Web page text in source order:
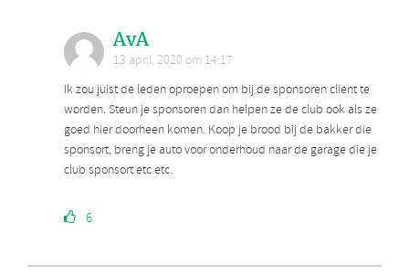
AvA
13 april, 2020 om 14:17
Ik zou juist de leden oproepen om bij de sponsoren client te
worden. Steun je sponsoren dan helpen ze de club ook als ze
goed hier doorheen komen. Koop je brood bij de bakker die
sponsort, breng je auto voor onderhoud naar de garage die je
club sponsort etc etc.
6